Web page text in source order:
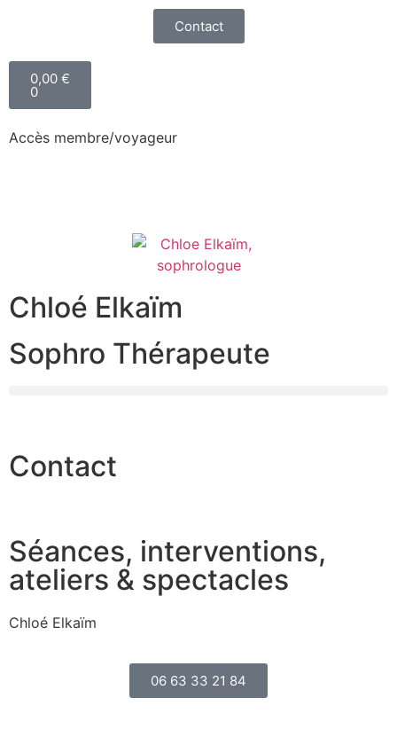
Contact
0,00 €
0
Accès membre/voyageur
Chloé Elkaïm
Sophro Thérapeute
Contact
Séances, interventions,
ateliers & spectacles
Chloé Elkaïm
06 63 33 21 84